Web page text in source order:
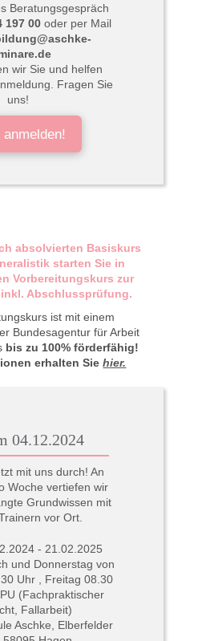
Beratungsgespräch
197 00 oder per Mail
wir Sie und helfen
Fragen Sie
uns!
absolvierten Basiskurs
starten Sie in
Vorbereitungskurs zur
Abschlussprüfung.
ist mit einem
Bundesagentur für Arbeit
bis zu 100% förderfähig!
erhalten Siehier.
04.12.2024
mit uns durch! An
Woche vertiefen wir
Grundwissen mit
vor Ort.
- 21.02.2025
und Donnerstag von
Uhr , Freitag 08.30
(Fachpraktischer
Fallarbeit)
Aschke, Elberfelder